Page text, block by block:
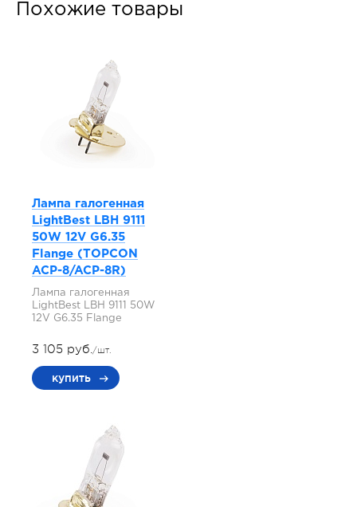
Похожие товары
Лампа галогенная
LightBest LBH 9111
50W 12V G6.35
Flange (TOPCON
ACP-8/ACP-8R)
Лампа галогенная
LightBest LBH 9111 50W
12V G6.35 Flange
3 105 руб./шт.
купить